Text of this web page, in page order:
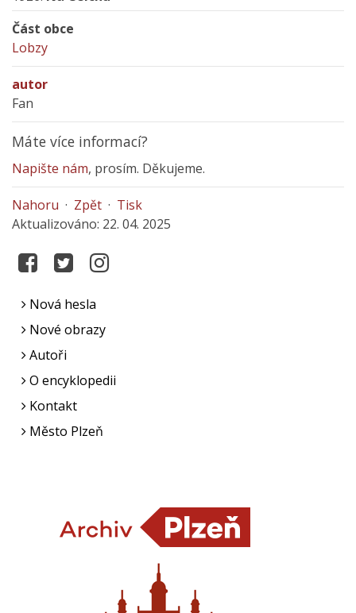
Část obce
Lobzy
autor
Fan
Máte více informací?
Napište nám, prosím. Děkujeme.
Nahoru · Zpět · Tisk
Aktualizováno: 22. 04. 2025
Nová hesla
Nové obrazy
Autoři
O encyklopedii
Kontakt
Město Plzeň